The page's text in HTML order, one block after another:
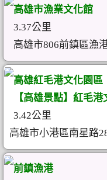
高雄市漁業文化館
3.37公里
高雄市806前鎮區漁
高雄紅毛港文化園區
【高雄景點】紅毛
3.42公里
高雄市小港區南星路
前鎮漁港